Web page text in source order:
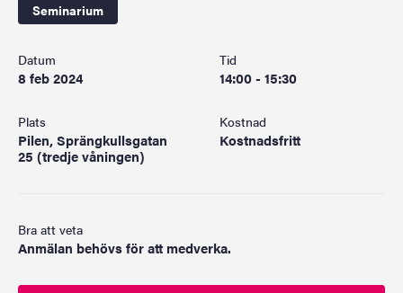
Seminarium
Datum
8 feb 2024
Tid
14:00 - 15:30
Plats
Pilen, Sprängkullsgatan
25 (tredje våningen)
Kostnad
Kostnadsfritt
Bra att veta
Anmälan behövs för att medverka.